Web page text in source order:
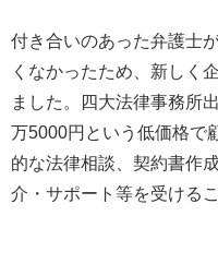
付き合いのあった弁護士
くなかったため、新しく
ました。四大法律事務所
万5000円という低価格で
的な法律相談、契約書作
介・サポート等を受ける